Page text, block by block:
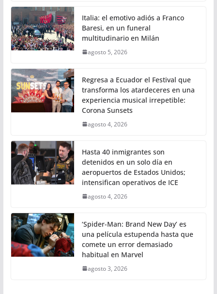
Italia: el emotivo adiós a Franco
Baresi, en un funeral
multitudinario en Milán
agosto 5, 2026
Regresa a Ecuador el Festival que
transforma los atardeceres en una
experiencia musical irrepetible:
Corona Sunsets
agosto 4, 2026
Hasta 40 inmigrantes son
detenidos en un solo día en
aeropuertos de Estados Unidos;
intensifican operativos de ICE
agosto 4, 2026
‘Spider-Man: Brand New Day’ es
una película estupenda hasta que
comete un error demasiado
habitual en Marvel
agosto 3, 2026